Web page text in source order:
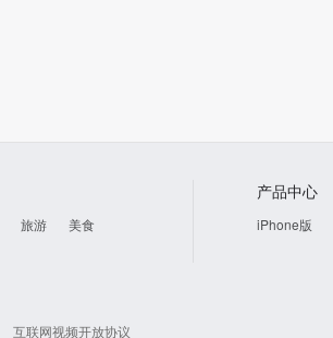
旅游
美食
产品中心
iPhone版
互联网视频开放协议